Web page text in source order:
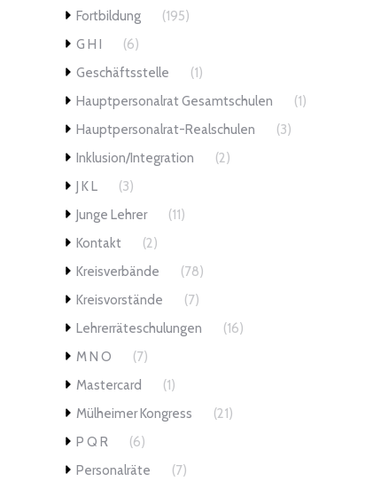
Fortbildung
(195)
G H I
(6)
Geschäftsstelle
(1)
Hauptpersonalrat Gesamtschulen
(1)
Hauptpersonalrat-Realschulen
(3)
Inklusion/Integration
(2)
J K L
(3)
Junge Lehrer
(11)
Kontakt
(2)
Kreisverbände
(78)
Kreisvorstände
(7)
Lehrerräteschulungen
(16)
M N O
(7)
Mastercard
(1)
Mülheimer Kongress
(21)
P Q R
(6)
Personalräte
(7)